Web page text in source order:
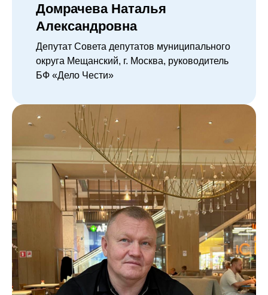
Домрачева Наталья
Александровна
Депутат Совета депутатов муниципального
округа Мещанский, г. Москва, руководитель
БФ «Дело Чести»